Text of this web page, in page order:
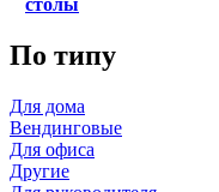
столы
По типу
Для дома
Вендинговые
Для офиса
Другие